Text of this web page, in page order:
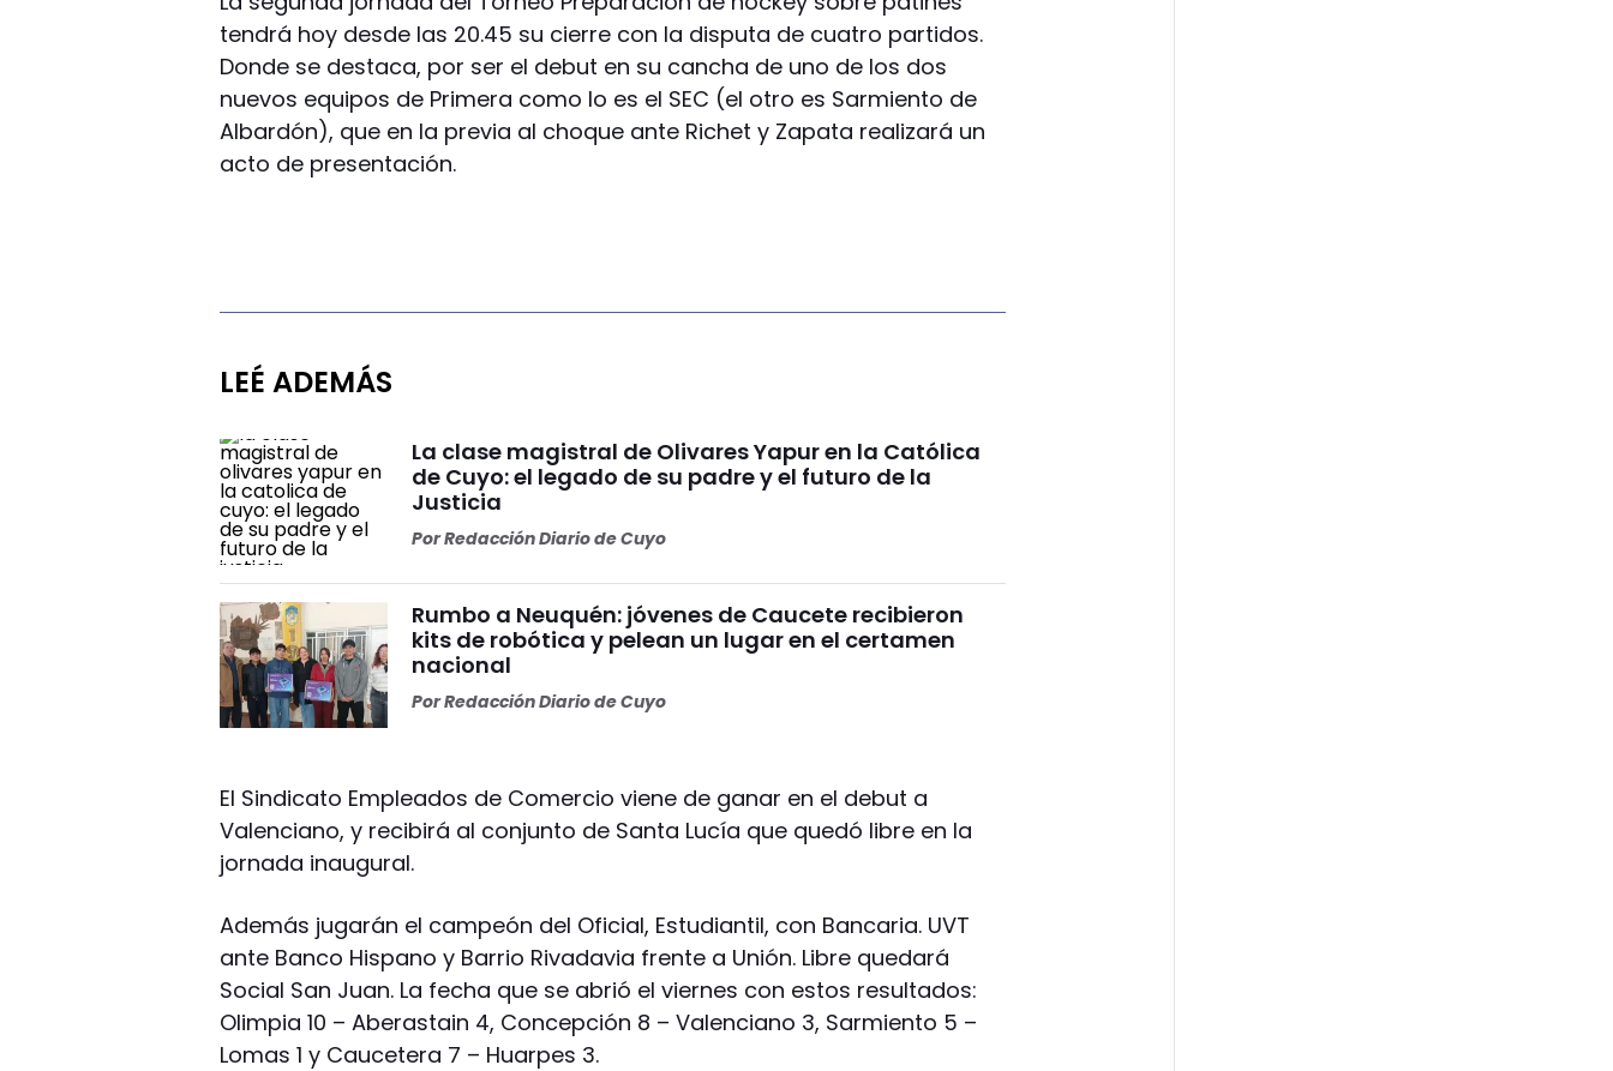
tendrá hoy desde las 20.45 su cierre con la disputa de cuatro partidos.
Donde se destaca, por ser el debut en su cancha de uno de los dos
nuevos equipos de Primera como lo es el SEC (el otro es Sarmiento de
Albardón), que en la previa al choque ante Richet y Zapata realizará un
acto de presentación.
LEÉ ADEMÁS
La clase magistral de Olivares Yapur en la Católica
de Cuyo: el legado de su padre y el futuro de la
Justicia
PorRedacción Diario de Cuyo
Rumbo a Neuquén: jóvenes de Caucete recibieron
kits de robótica y pelean un lugar en el certamen
nacional
PorRedacción Diario de Cuyo
El Sindicato Empleados de Comercio viene de ganar en el debut a
Valenciano, y recibirá al conjunto de Santa Lucía que quedó libre en la
jornada inaugural.
Además jugarán el campeón del Oficial, Estudiantil, con Bancaria. UVT
ante Banco Hispano y Barrio Rivadavia frente a Unión. Libre quedará
Social San Juan. La fecha que se abrió el viernes con estos resultados:
Olimpia 10 – Aberastain 4, Concepción 8 – Valenciano 3, Sarmiento 5 –
Lomas 1 y Caucetera 7 – Huarpes 3.